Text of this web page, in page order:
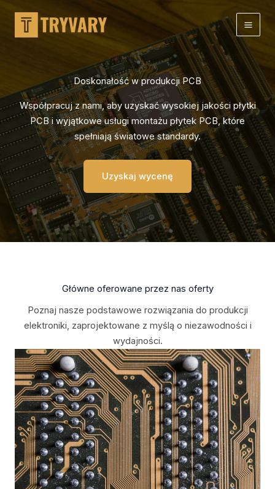
treści
Doskonałość w produkcji PCB
Współpracuj z nami, aby uzyskać wysokiej jakości płytki
PCB i wyjątkowe usługi montażu płytek PCB, które
spełniają światowe standardy.
Uzyskaj wycenę
Główne oferowane przez nas oferty
Poznaj nasze podstawowe rozwiązania do produkcji
elektroniki, zaprojektowane z myślą o niezawodności i
wydajności.